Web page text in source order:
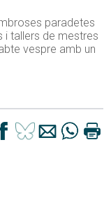
paradetes
i tallers de mestres
vespre amb un